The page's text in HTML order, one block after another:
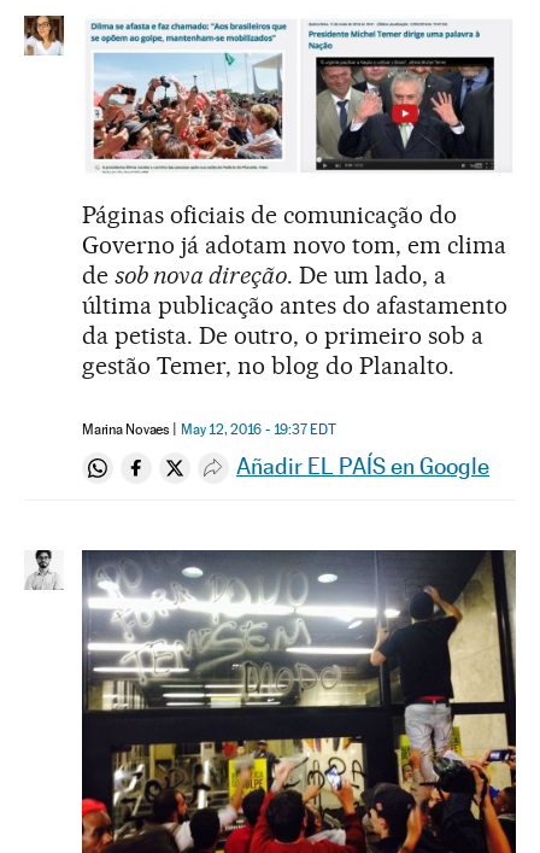
Páginas oficiais de comunicação do
Governo já adotam novo tom, em clima
de sob nova direção. De um lado, a
última publicação antes do afastamento
da petista. De outro, o primeiro sob a
gestão Temer, no blog do Planalto.
Marina Novaes May 12, 2016 - 19:37 EDT
Compartir en Whatsapp
Compartir en Facebook
Compartir en Twitter
Desplegar Redes Sociales
Añadir EL PAÍS en Google